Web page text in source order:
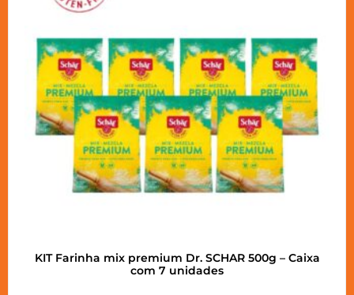
KIT Farinha mix premium Dr. SCHAR 500g – Caixa
com 7 unidades